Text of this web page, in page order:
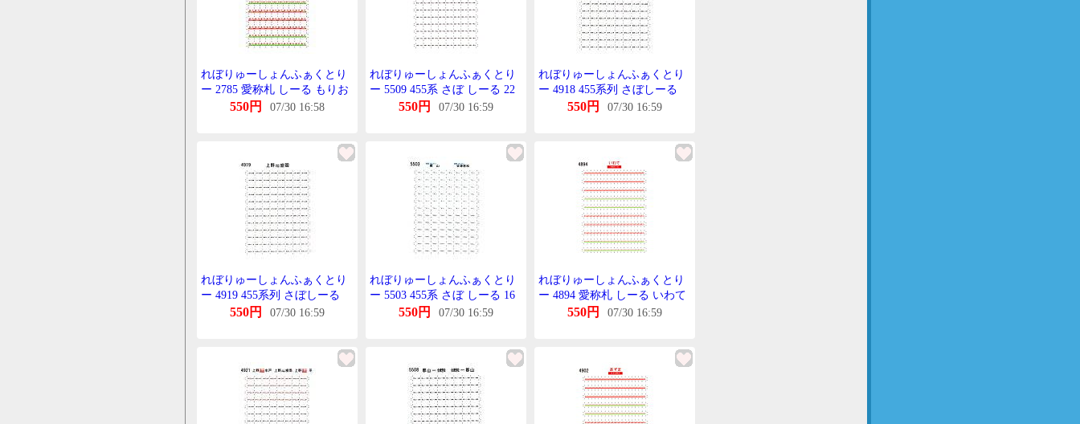
れぼりゅーしょんふぁくとり
ー 2785 愛称札 しーる もりお
か 455系列用
550円 07/30 16:58
れぼりゅーしょんふぁくとり
ー 5509 455系 さぼ しーる 22
郡山-会津若松 会津若松-郡山
550円 07/30 16:59
れぼりゅーしょんふぁくとり
ー 4918 455系列 さぼしーる
11 急行もりおか用 TOMIX用
550円 07/30 16:59
れぼりゅーしょんふぁくとり
ー 4919 455系列 さぼしーる
12 急行もりおか用 KATO用
550円 07/30 16:59
れぼりゅーしょんふぁくとり
ー 5503 455系 さぼ しーる 16
郡山(快速ばんだい) 会津若松
550円 07/30 16:59
れぼりゅーしょんふぁくとり
ー 4894 愛称札 しーる いわて
TOMIX 455系列用
550円 07/30 16:59